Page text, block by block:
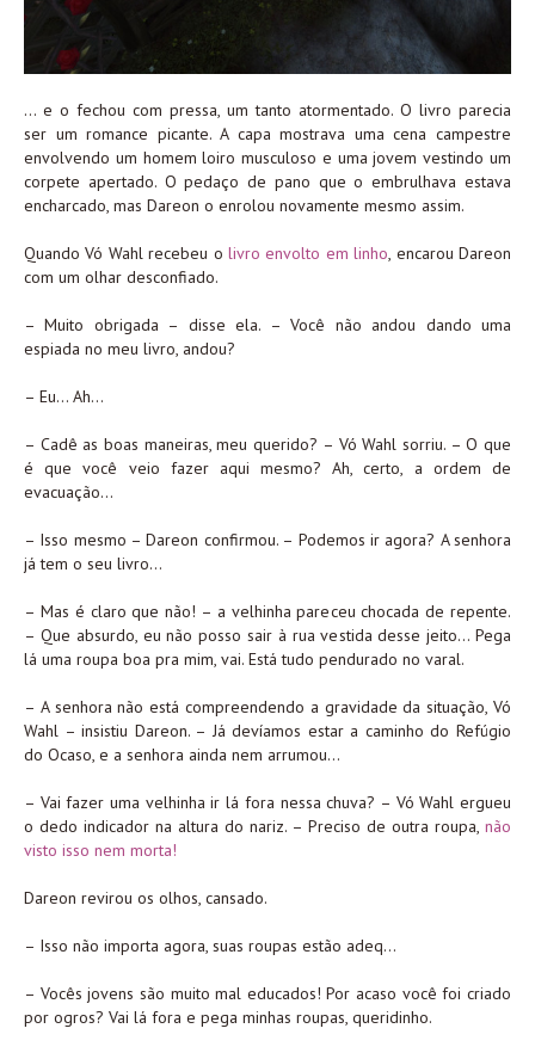
… e o fechou com pressa, um tanto atormentado. O livro parecia
ser um romance picante. A capa mostrava uma cena campestre
envolvendo um homem loiro musculoso e uma jovem vestindo um
corpete apertado. O pedaço de pano que o embrulhava estava
encharcado, mas Dareon o enrolou novamente mesmo assim.
Quando Vó Wahl recebeu o livro envolto em linho, encarou Dareon
com um olhar desconfiado.
– Muito obrigada – disse ela. – Você não andou dando uma
espiada no meu livro, andou?
– Eu… Ah…
– Cadê as boas maneiras, meu querido? – Vó Wahl sorriu. – O que
é que você veio fazer aqui mesmo? Ah, certo, a ordem de
evacuação…
– Isso mesmo – Dareon confirmou. – Podemos ir agora? A senhora
já tem o seu livro…
– Mas é claro que não! – a velhinha pareceu chocada de repente.
– Que absurdo, eu não posso sair à rua vestida desse jeito… Pega
lá uma roupa boa pra mim, vai. Está tudo pendurado no varal.
– A senhora não está compreendendo a gravidade da situação, Vó
Wahl – insistiu Dareon. – Já devíamos estar a caminho do Refúgio
do Ocaso, e a senhora ainda nem arrumou…
– Vai fazer uma velhinha ir lá fora nessa chuva? – Vó Wahl ergueu
o dedo indicador na altura do nariz. – Preciso de outra roupa, não
visto isso nem morta!
Dareon revirou os olhos, cansado.
– Isso não importa agora, suas roupas estão adeq…
– Vocês jovens são muito mal educados! Por acaso você foi criado
por ogros? Vai lá fora e pega minhas roupas, queridinho.